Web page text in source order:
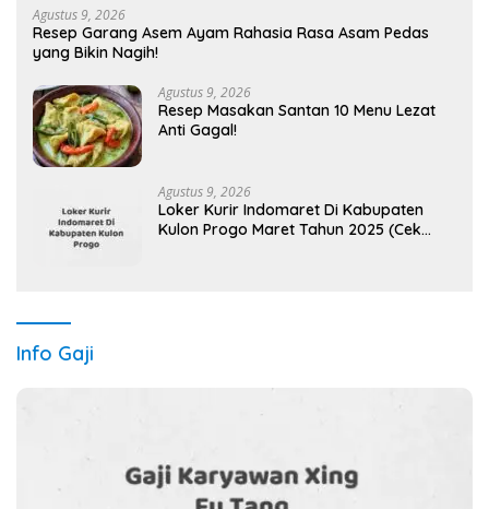
Agustus 9, 2026
Resep Garang Asem Ayam Rahasia Rasa Asam Pedas
yang Bikin Nagih!
Agustus 9, 2026
Resep Masakan Santan 10 Menu Lezat
Anti Gagal!
Agustus 9, 2026
Loker Kurir Indomaret Di Kabupaten
Kulon Progo Maret Tahun 2025 (Cek
Info Gaji